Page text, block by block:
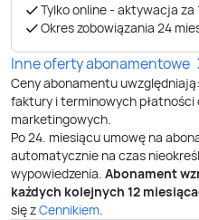
Tylko online - aktywacja za
Okres zobowiązania 24
Inne oferty abonamentowe
Ceny abonamentu
faktury i terminowych płatności
marketingowych.
Po24. miesiącu umowę na
automatycznie na czas
wypowiedzenia. Abonament
każdych kolejnych 12
się zCennikiem.